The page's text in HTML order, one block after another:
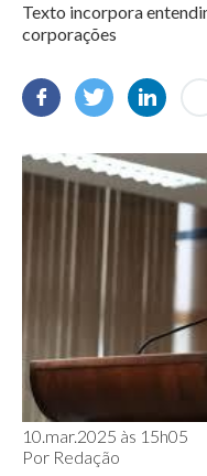
Texto incorpora
corporações
10.mar.2025 às 15h05
Por Redação